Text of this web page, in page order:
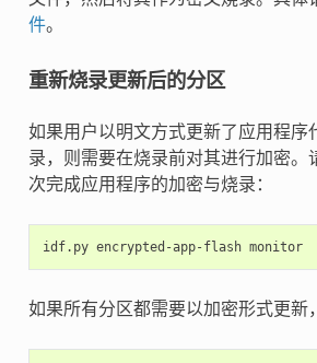
件。
重新烧录更新后的分区
如果用户以明文方式更新了应用程序
录，则需要在烧录前对其进行加密。
次完成应用程序的加密与烧录：
idf.py encrypted-app-flash monitor
如果所有分区都需要以加密形式更新